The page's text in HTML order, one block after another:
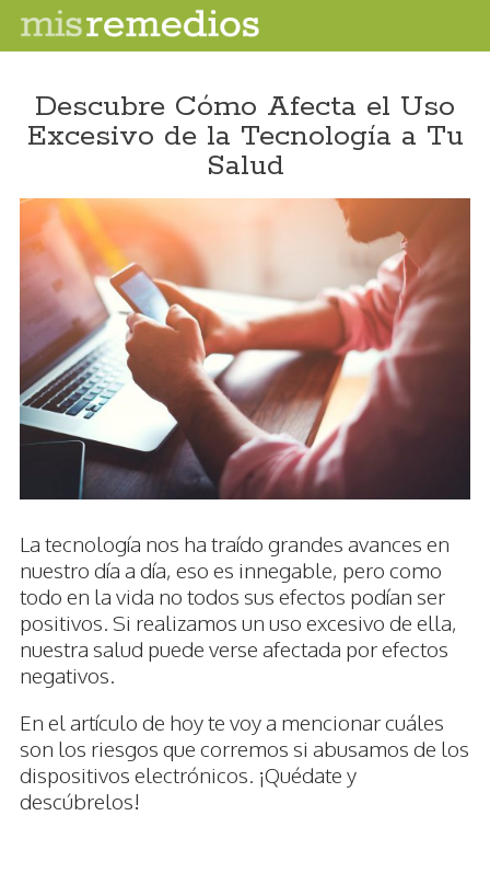
Descubre Cómo Afecta el Uso
Excesivo de la Tecnología a Tu
Salud
La tecnología nos ha traído grandes avances en
nuestro día a día, eso es innegable, pero como
todo en la vida no todos sus efectos podían ser
positivos. Si realizamos un uso excesivo de ella,
nuestra salud puede verse afectada por efectos
negativos.
En el artículo de hoy te voy a mencionar cuáles
son los riesgos que corremos si abusamos de los
dispositivos electrónicos. ¡Quédate y
descúbrelos!